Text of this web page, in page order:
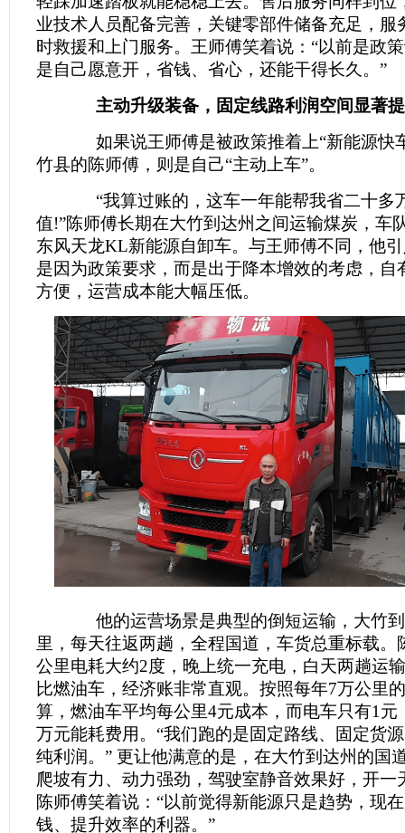
业技术人员配备完善，关键零部件储备充足，服
时救援和上门服务。王师傅笑着说：“以前是政
是自己愿意开，省钱、省心，还能干得长久。”
主动升级装备，固定线路利润空间显著
如果说王师傅是被政策推着上“新能源快
竹县的陈师傅，则是自己“主动上车”。
“我算过账的，这车一年能帮我省二十多
值!”陈师傅长期在大竹到达州之间运输煤炭，车
东风天龙KL新能源自卸车。与王师傅不同，他
是因为政策要求，而是出于降本增效的考虑，自
方便，运营成本能大幅压低。
他的运营场景是典型的倒短运输，大竹到
里，每天往返两趟，全程国道，车货总重标载。
公里电耗大约2度，晚上统一充电，白天两趟运
比燃油车，经济账非常直观。按照每年7万公里
算，燃油车平均每公里4元成本，而电车只有1元
万元能耗费用。“我们跑的是固定路线、固定货
纯利润。” 更让他满意的是，在大竹到达州的国
爬坡有力、动力强劲，驾驶室静音效果好，开一
陈师傅笑着说：“以前觉得新能源只是趋势，现
钱、提升效率的利器。”